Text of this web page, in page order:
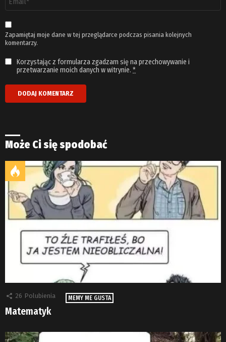
email
*
Zapamiętaj moje dane w tej przeglądarce podczas pisania kolejnych
komentarzy.
Korzystając z formularza zgadzam się na przechowywanie i
przetwarzanie moich danych w witrynie. *
Może Ci się spodobać
26 Polubienia MEMY ME GUSTA
Matematyk